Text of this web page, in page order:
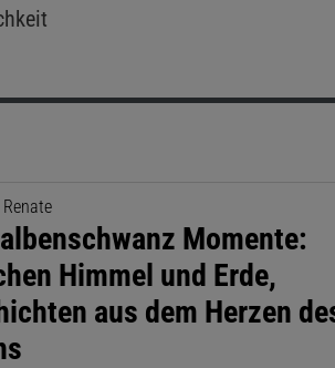
Momente:
Himmel und Erde,
aus dem Herzen